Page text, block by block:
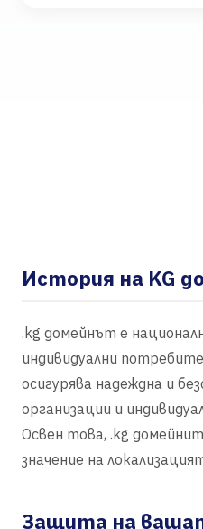
История на KG
.kg домейнът е
индивидуални
осигурява надеждна и
организации и
Освен това, .kg
значение на
Защита на